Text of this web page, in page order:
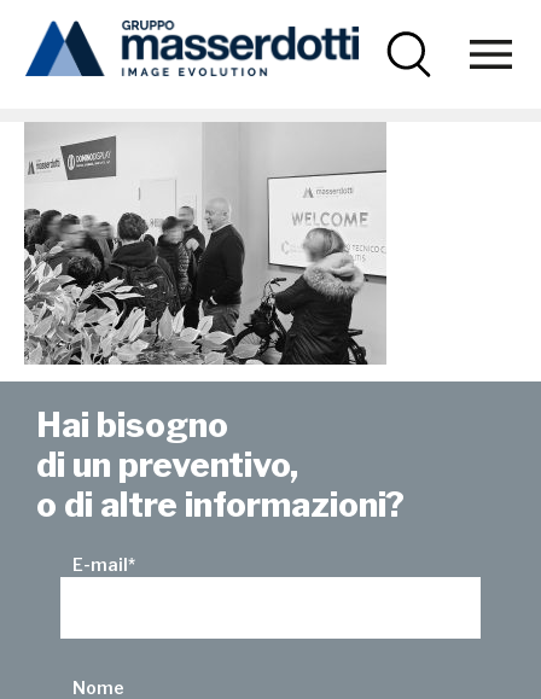
Hai bisogno
di un preventivo,
o di altre informazioni?
E-mail*
Nome